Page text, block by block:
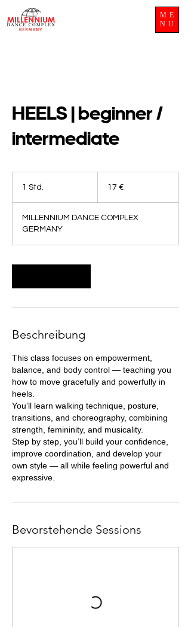
ME
NU
HEELS | beginner /
intermediate
1 Std.
d
17 €
MILLENNIUM DANCE COMPLEX
GERMANY
Beschreibung
This class focuses on empowerment,
balance, and body control — teaching you
how to move gracefully and powerfully in
heels.
You’ll learn walking technique, posture,
transitions, and choreography, combining
strength, femininity, and musicality.
Step by step, you’ll build your confidence,
improve coordination, and develop your
own style — all while feeling powerful and
expressive.
Bevorstehende Sessions